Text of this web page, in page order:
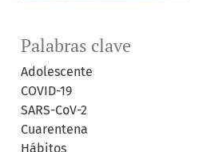
Palabras clave
Adolescente
COVID-19
SARS-CoV-2
Cuarentena
Hábitos